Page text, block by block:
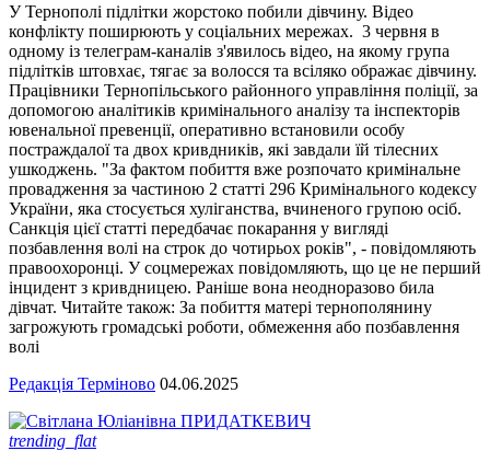
У Тернополі підлітки жорстоко побили дівчину. Відео
конфлікту поширюють у соціальних мережах. 3 червня в
одному із телеграм-каналів з'явилось відео, на якому група
підлітків штовхає, тягає за волосся та всіляко ображає дівчину.
Працівники Тернопільського районного управління поліції, за
допомогою аналітиків кримінального аналізу та інспекторів
ювенальної превенції, оперативно встановили особу
постраждалої та двох кривдників, які завдали їй тілесних
ушкоджень. "За фактом побиття вже розпочато кримінальне
провадження за частиною 2 статті 296 Кримінального кодексу
України, яка стосується хуліганства, вчиненого групою осіб.
Санкція цієї статті передбачає покарання у вигляді
позбавлення волі на строк до чотирьох років", - повідомляють
правоохоронці. У соцмережах повідомляють, що це не перший
інцидент з кривдницею. Раніше вона неодноразово била
дівчат. Читайте також: За побиття матері тернополянину
загрожують громадські роботи, обмеження або позбавлення
волі
Редакція Терміново 04.06.2025
trending_flat